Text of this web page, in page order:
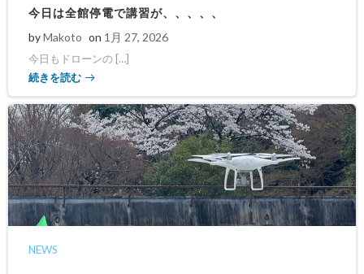
今日は全館停電で講習が、、、、、
byMakoto on 1月 27, 2026
今日もドローンの […]
続きを読む
NEWS